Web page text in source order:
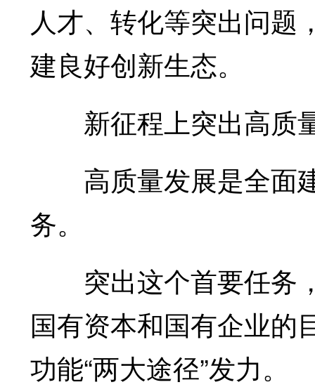
人才、转化等突出问题
建良好创新生态。
新征程上突出高质
高质量发展是全面
务。
突出这个首要任务
国有资本和国有企业的
功能“两大途径”发力。